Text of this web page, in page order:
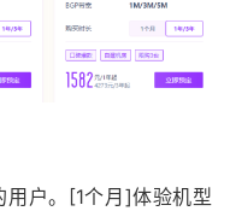
用户。[1个月]体验机型